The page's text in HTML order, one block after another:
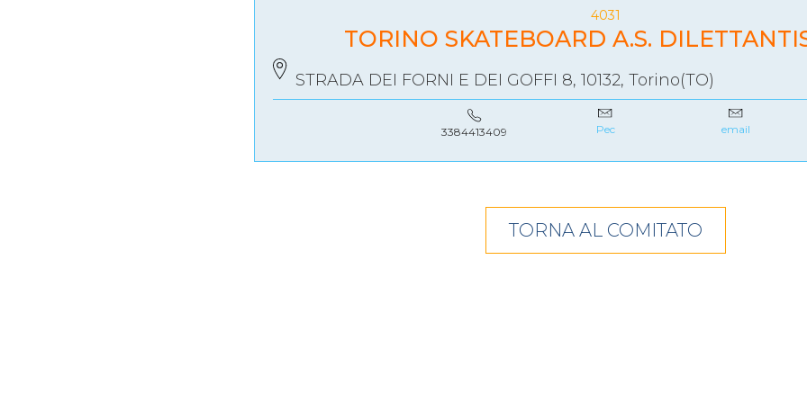
4031
TORINO SKATEBOARD A.S.
STRADA DEI FORNI E DEI GOFFI 8, 10132, Torino(TO)
3384413409 Pec email
TORNA AL COMITATO
SKATE4ALL
Mappa del sito Calendario Ricerca Impianti Feed Photogallery